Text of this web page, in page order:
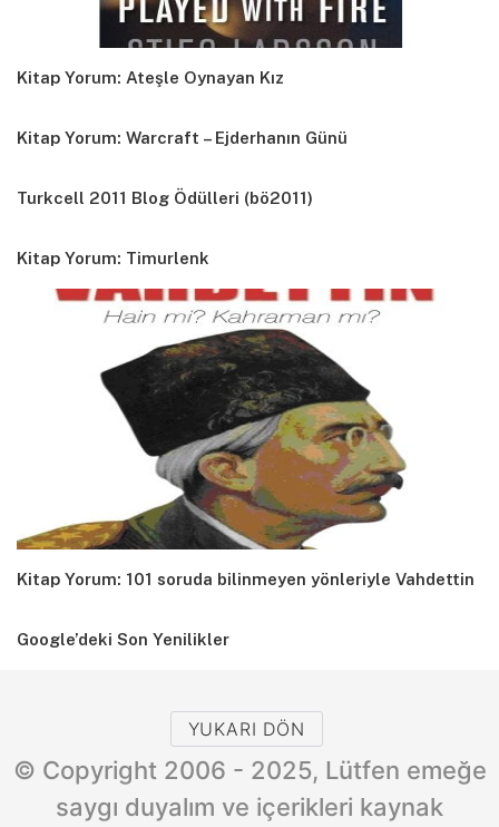
Kitap Yorum: Ateşle Oynayan Kız
Kitap Yorum: Warcraft – Ejderhanın Günü
Turkcell 2011 Blog Ödülleri (bö2011)
Kitap Yorum: Timurlenk
Kitap Yorum: 101 soruda bilinmeyen yönleriyle Vahdettin
Google’deki Son Yenilikler
YUKARI DÖN
© Copyright 2006 - 2025, Lütfen emeğe
saygı duyalım ve içerikleri kaynak